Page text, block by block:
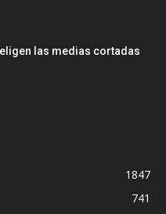
las medias cortadas
1847
741